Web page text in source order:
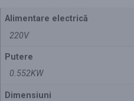
Alimentare electrică
220V
Putere
0.552KW
Dimensiuni